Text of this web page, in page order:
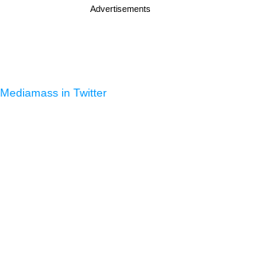
Mediamass in Twitter